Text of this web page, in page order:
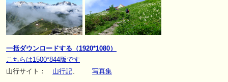
一括ダウンロードする（1920*1080）
こちらは1500*844版です
山行サイト： 山行記 写真集